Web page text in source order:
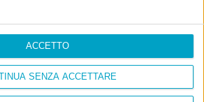
SENZA ACCETTARE
ACCETTO